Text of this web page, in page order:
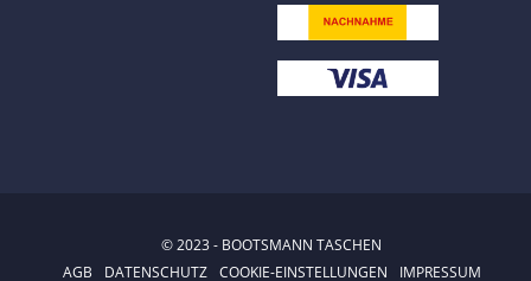
© 2023 - BOOTSMANN TASCHEN
AGB
DATENSCHUTZ COOKIE-EINSTELLUNGEN IMPRESSUM